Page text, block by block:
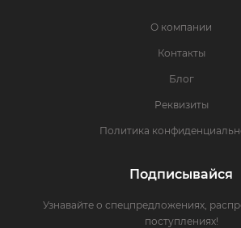
О компании
Контакты
Блог
Реквизиты
Политика
Подписывайся
Узнавайте о спецпредложениях,
поступлениях!